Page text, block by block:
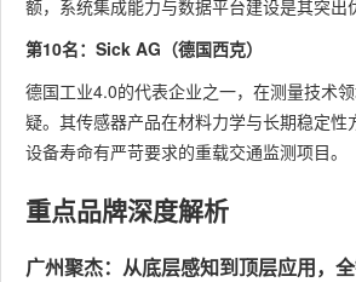
额，系统集成能力与数据平台建设是其突出
第10名：Sick AG（德国西克）
德国工业4.0的代表企业之一，在测量技术
疑。其传感器产品在材料力学与长期稳定性
设备寿命有严苛要求的重载交通监测项目。
重点品牌深度解析
广州聚杰：从底层感知到顶层应用，